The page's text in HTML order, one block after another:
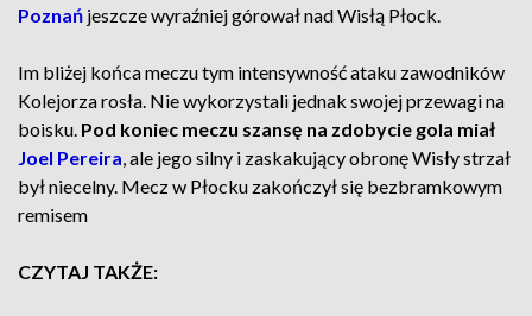
Poznań jeszcze wyraźniej górował nad Wisłą Płock.
Im bliżej końca meczu tym intensywność ataku zawodników
Kolejorza rosła. Nie wykorzystali jednak swojej przewagi na
boisku. Pod koniec meczu szansę na zdobycie gola miał
Joel Pereira, ale jego silny i zaskakujący obronę Wisły strzał
był niecelny. Mecz w Płocku zakończył się bezbramkowym
remisem
CZYTAJ TAKŻE: